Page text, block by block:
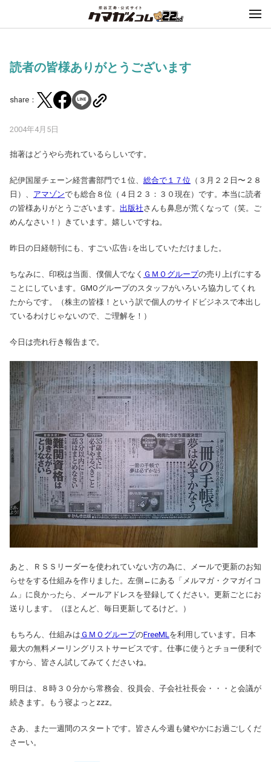
読者の皆様ありがとうございます
share：
2004年4月5日
拙著はどうやら売れているらしいです。
紀伊国屋チェーン経営書部門で１位、 総合で１７位 （３月２２日〜２８
日）、 アマゾンでも総合８位（４日２３：３０現在）です。本当に読者
の皆様ありがとうございます。 出版社さんも鼻息が荒くなって（笑。ご
めんなさい！）きています。嬉しいですね。
昨日の日経朝刊にも、すごい広告↓を出していただけました。
ちなみに、印税は当面、僕個人でなく ＧＭＯグループの売り上げにする
ことにしています。GMOグループのスタッフがいろいろ協力してくれ
たからです。（株主の皆様！という訳で個人のサイドビジネスで本出し
ているわけじゃないので、ご理解を！）
今日は売れ行き報告まで。
あと、ＲＳＳリーダーを使われていない方の為に、メールで更新のお知
らせをする仕組みを作りました。左側←にある「メルマガ・クマガイコ
ム」に良かったら、メールアドレスを登録してください。更新ごとにお
送りします。（ほとんど、毎日更新してるけど。）
もちろん、仕組みは ＧＭＯグループのFreeML を利用しています。日本
最大の無料メーリングリストサービスです。仕事に使うとチョー便利で
すから、皆さん試してみてくださいね。
明日は、８時３０分から常務会、役員会、子会社社長会・・・と会議が
続きます。もう寝よっとzzz。
さあ、また一週間のスタートです。皆さん今週も健やかにお過ごしくだ
さーい。